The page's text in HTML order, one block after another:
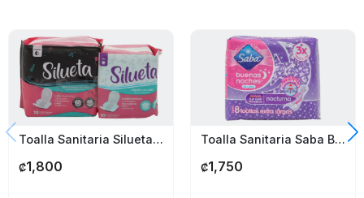
Toalla Sanitaria Silueta Nocturna Y Regular 2Pack
₡1,800
Toalla Sanitaria Saba Buenas Noches Nocturna 8Unds
₡1,750